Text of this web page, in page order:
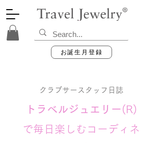
お誕生月登録
クラブサースタッフ日誌
トラベルジュエリー(R)
で毎日楽しむコーディネ